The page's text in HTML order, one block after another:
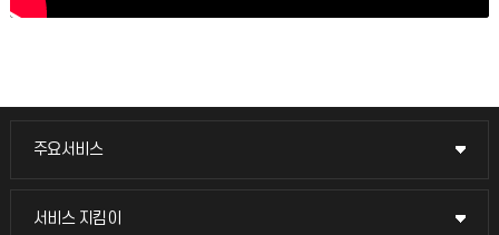
주요서비스
주요서비스
교무회의방송
서비스 지킴이
서비스 지킴이